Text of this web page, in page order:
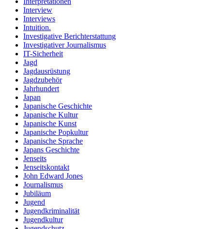
Interview
Interviews
Intuition.
Investigative Berichterstattung
Investigativer Journalismus
IT-Sicherheit
Jagd
Jagdausrüstung
Jagdzubehör
Jahrhundert
Japan
Japanische Geschichte
Japanische Kultur
Japanische Kunst
Japanische Popkultur
Japanische Sprache
Japans Geschichte
Jenseits
Jenseitskontakt
John Edward Jones
Journalismus
Jubiläum
Jugend
Jugendkriminalität
Jugendkultur